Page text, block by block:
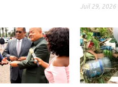
Juil 29, 2026